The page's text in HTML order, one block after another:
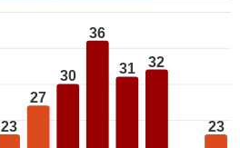
23
27
30
36
31 32
23